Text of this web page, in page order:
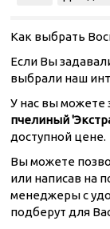
Как выбрать
Если Вы
выбрали наш
У нас вы можете
пчелиный
доступной цене.
Вы можете
или написав на
менеджеры с
подберут для